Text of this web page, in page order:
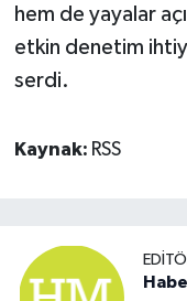
hem de yayalar
etkin denetim
serdi.
Kaynak: RSS